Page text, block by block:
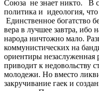
Союза не знает никто. В
политика и идеология,
Единственное богатство
вера в лучшее завтра,
народа ничтожно мало.
коммунистических на
ориентиры
приводит к недовольству
молодежи. Но вместо
закручивание гаек и